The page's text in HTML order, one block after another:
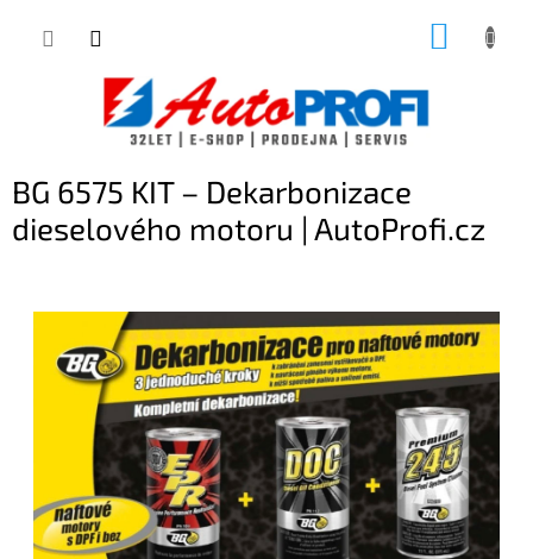
BG 6575 KIT – Dekarbonizace
dieselového motoru | AutoProfi.cz